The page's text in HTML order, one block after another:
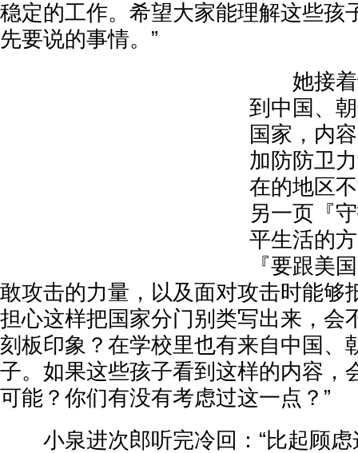
稳定的工作。希望大家能理解这些孩
先要说的事情。”
她接着
到中国、
国家，内
加防防卫
在的地区
另一页『
平生活的
『要跟美
敢攻击的力量，以及面对攻击时能够
担心这样把国家分门别类写出来，会
刻板印象？在学校里也有来自中国、
子。如果这些孩子看到这样的内容，
可能？你们有没有考虑过这一点？”
小泉进次郎听完冷回：“比起顾虑